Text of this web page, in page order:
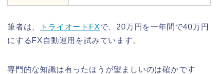
筆者は、 トライオートFXで、20万円を一年間で40万円
にするFX自動運用を試みています。
専門的な知識は有ったほうが望ましいのは確かです